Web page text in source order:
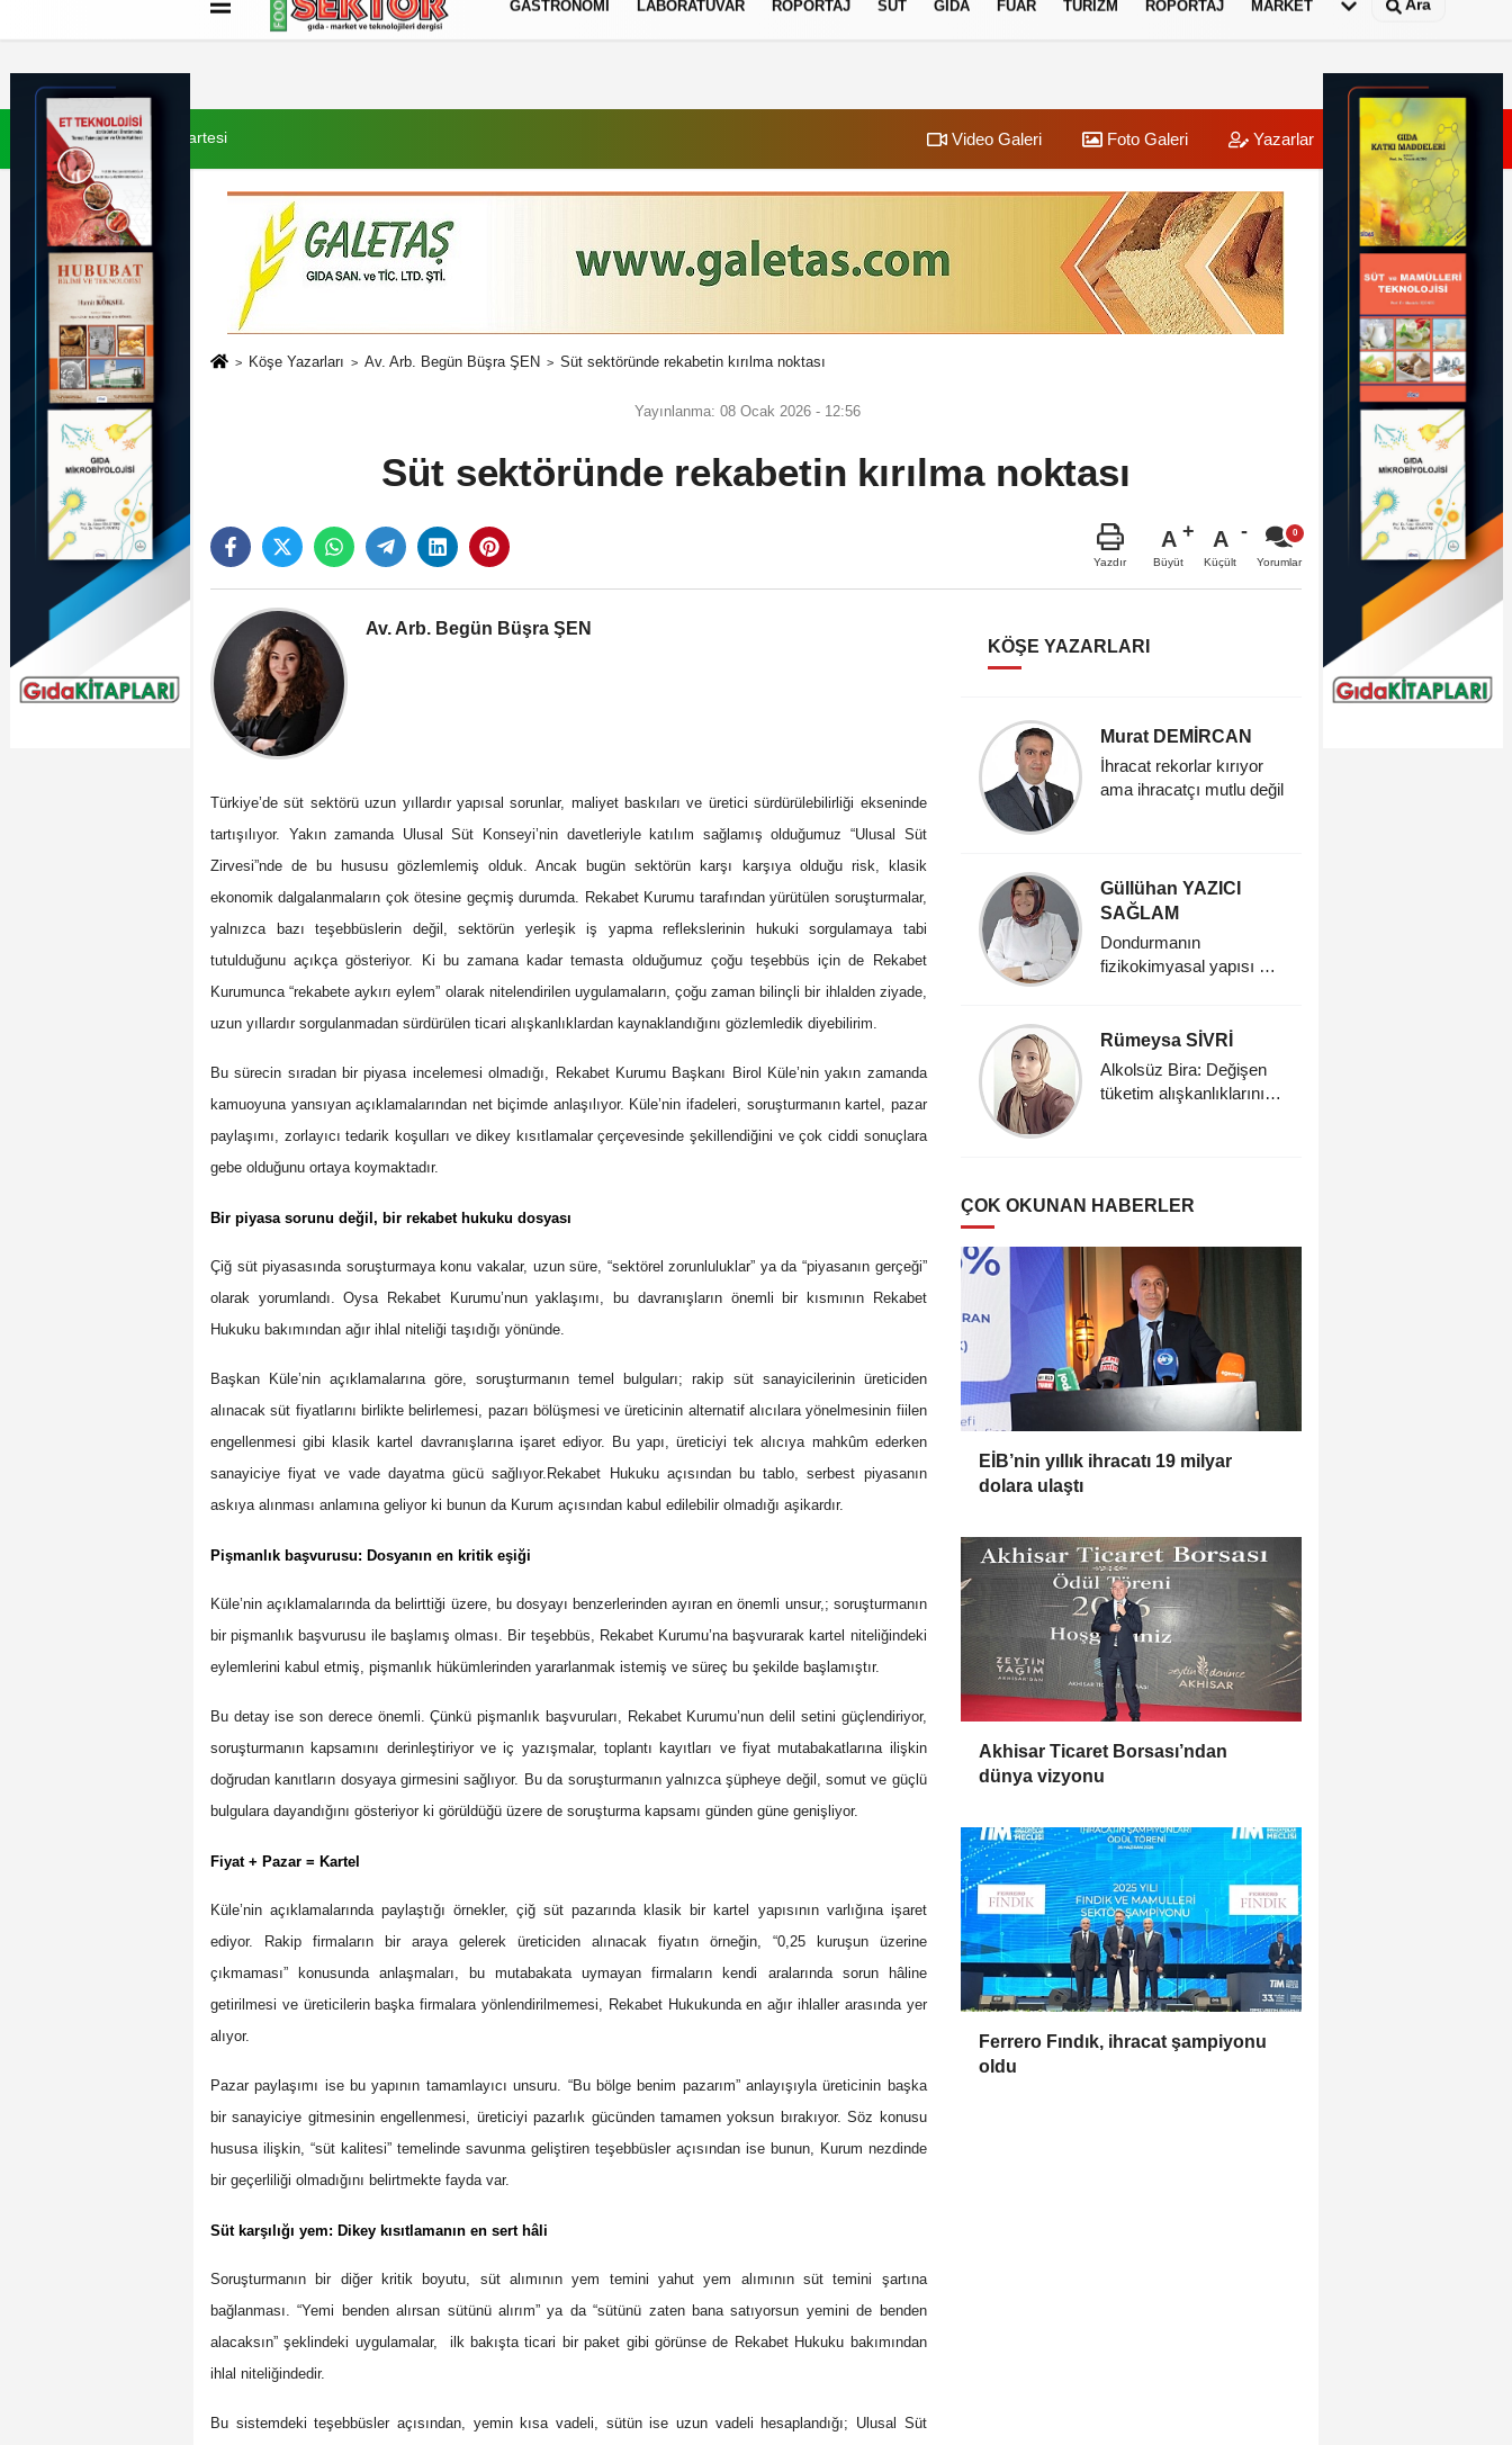
İletişim Çerez Politikası
GASTRONOMI LABORATUVAR RÖPORTAJ SÜT GIDA FUAR TURIZM RÖPORTAJ MARKET Ara
8 Ağustos 2026, Cumartesi Video Galeri Foto Galeri Yazarlar Üye Paneli
Köşe Yazarları Av. Arb. Begün Büşra ŞEN Süt sektöründe rekabetin kırılma noktası
Yayınlanma: 08 Ocak 2026 - 12:56
Süt sektöründe rekabetin kırılma noktası
Yazdır
A
Büyüt
A
Küçült Yorumlar
Av. Arb. Begün Büşra ŞEN
Türkiye’de süt sektörü uzun yıllardır yapısal sorunlar, maliyet baskıları ve üretici sürdürülebilirliği ekseninde
tartışılıyor. Yakın zamanda Ulusal Süt Konseyi’nin davetleriyle katılım sağlamış olduğumuz “Ulusal Süt
Zirvesi”nde de bu hususu gözlemlemiş olduk. Ancak bugün sektörün karşı karşıya olduğu risk, klasik
ekonomik dalgalanmaların çok ötesine geçmiş durumda. Rekabet Kurumu tarafından yürütülen soruşturmalar,
yalnızca bazı teşebbüslerin değil, sektörün yerleşik iş yapma reflekslerinin hukuki sorgulamaya tabi
tutulduğunu açıkça gösteriyor. Ki bu zamana kadar temasta olduğumuz çoğu teşebbüs için de Rekabet
Kurumunca “rekabete aykırı eylem” olarak nitelendirilen uygulamaların, çoğu zaman bilinçli bir ihlalden ziyade,
uzun yıllardır sorgulanmadan sürdürülen ticari alışkanlıklardan kaynaklandığını gözlemledik diyebilirim.
Bu sürecin sıradan bir piyasa incelemesi olmadığı, Rekabet Kurumu Başkanı Birol Küle’nin yakın zamanda
kamuoyuna yansıyan açıklamalarından net biçimde anlaşılıyor. Küle’nin ifadeleri, soruşturmanın kartel, pazar
paylaşımı, zorlayıcı tedarik koşulları ve dikey kısıtlamalar çerçevesinde şekillendiğini ve çok ciddi sonuçlara
gebe olduğunu ortaya koymaktadır.
Bir piyasa sorunu değil, bir rekabet hukuku dosyası
Çiğ süt piyasasında soruşturmaya konu vakalar, uzun süre, “sektörel zorunluluklar” ya da “piyasanın gerçeği”
olarak yorumlandı. Oysa Rekabet Kurumu’nun yaklaşımı, bu davranışların önemli bir kısmının Rekabet
Hukuku bakımından ağır ihlal niteliği taşıdığı yönünde.
Başkan Küle’nin açıklamalarına göre, soruşturmanın temel bulguları; rakip süt sanayicilerinin üreticiden
alınacak süt fiyatlarını birlikte belirlemesi, pazarı bölüşmesi ve üreticinin alternatif alıcılara yönelmesinin fiilen
engellenmesi gibi klasik kartel davranışlarına işaret ediyor. Bu yapı, üreticiyi tek alıcıya mahkûm ederken
sanayiciye fiyat ve vade dayatma gücü sağlıyor.Rekabet Hukuku açısından bu tablo, serbest piyasanın
askıya alınması anlamına geliyor ki bunun da Kurum açısından kabul edilebilir olmadığı aşikardır.
Pişmanlık başvurusu: Dosyanın en kritik eşiği
Küle’nin açıklamalarında da belirttiği üzere, bu dosyayı benzerlerinden ayıran en önemli unsur,; soruşturmanın
bir pişmanlık başvurusu ile başlamış olması. Bir teşebbüs, Rekabet Kurumu’na başvurarak kartel niteliğindeki
eylemlerini kabul etmiş, pişmanlık hükümlerinden yararlanmak istemiş ve süreç bu şekilde başlamıştır.
Bu detay ise son derece önemli. Çünkü pişmanlık başvuruları, Rekabet Kurumu’nun delil setini güçlendiriyor,
soruşturmanın kapsamını derinleştiriyor ve iç yazışmalar, toplantı kayıtları ve fiyat mutabakatlarına ilişkin
doğrudan kanıtların dosyaya girmesini sağlıyor. Bu da soruşturmanın yalnızca şüpheye değil, somut ve güçlü
bulgulara dayandığını gösteriyor ki görüldüğü üzere de soruşturma kapsamı günden güne genişliyor.
Fiyat + Pazar = Kartel
Küle’nin açıklamalarında paylaştığı örnekler, çiğ süt pazarında klasik bir kartel yapısının varlığına işaret
ediyor. Rakip firmaların bir araya gelerek üreticiden alınacak fiyatın örneğin, “0,25 kuruşun üzerine
çıkmaması” konusunda anlaşmaları, bu mutabakata uymayan firmaların kendi aralarında sorun hâline
getirilmesi ve üreticilerin başka firmalara yönlendirilmemesi, Rekabet Hukukunda en ağır ihlaller arasında yer
alıyor.
Pazar paylaşımı ise bu yapının tamamlayıcı unsuru. “Bu bölge benim pazarım” anlayışıyla üreticinin başka
bir sanayiciye gitmesinin engellenmesi, üreticiyi pazarlık gücünden tamamen yoksun bırakıyor. Söz konusu
hususa ilişkin, “süt kalitesi” temelinde savunma geliştiren teşebbüsler açısından ise bunun, Kurum nezdinde
bir geçerliliği olmadığını belirtmekte fayda var.
Süt karşılığı yem: Dikey kısıtlamanın en sert hâli
Soruşturmanın bir diğer kritik boyutu, süt alımının yem temini yahut yem alımının süt temini şartına
bağlanması. “Yemi benden alırsan sütünü alırım” ya da “sütünü zaten bana satıyorsun yemini de benden
alacaksın” şeklindeki uygulamalar, ilk bakışta ticari bir paket gibi görünse de Rekabet Hukuku bakımından
ihlal niteliğindedir.
Bu sistemdeki teşebbüsler açısından, yemin kısa vadeli, sütün ise uzun vadeli hesaplandığı; Ulusal Süt
KÖŞE YAZARLARI
Mehmet GURBET
Uygulamaları- 3
Zeytin’de ‘halkalı leke’
Murat DEMİRCAN
İhracat rekorlar kırıyor
ama ihracatçı mutlu değil
Güllühan YAZICI
SAĞLAM
Dondurmanın
fizikokimyasal yapısı ve
Rümeysa SİVRİ
Alkolsüz Bira: Değişen
tüketim alışkanlıklarının
ÇOK OKUNAN HABERLER
EİB’nin yıllık ihracatı 19 milyar
dolara ulaştı
Akhisar Ticaret Borsası’ndan
dünya vizyonu
Ferrero Fındık, ihracat şampiyonu
oldu